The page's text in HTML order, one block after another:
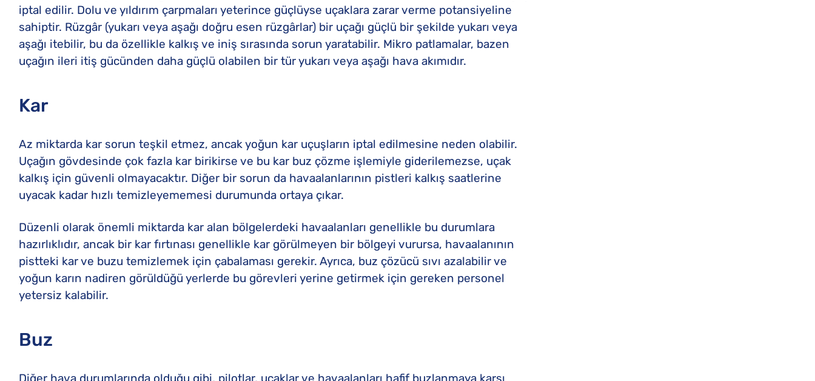
iptal edilir. Dolu ve yıldırım çarpmaları yeterince güçlüyse uçaklara zarar verme potansiyeline
sahiptir. Rüzgâr (yukarı veya aşağı doğru esen rüzgârlar) bir uçağı güçlü bir şekilde yukarı veya
aşağı itebilir, bu da özellikle kalkış ve iniş sırasında sorun yaratabilir. Mikro patlamalar, bazen
uçağın ileri itiş gücünden daha güçlü olabilen bir tür yukarı veya aşağı hava akımıdır.
Kar
Az miktarda kar sorun teşkil etmez, ancak yoğun kar uçuşların iptal edilmesine neden olabilir.
Uçağın gövdesinde çok fazla kar birikirse ve bu kar buz çözme işlemiyle giderilemezse, uçak
kalkış için güvenli olmayacaktır. Diğer bir sorun da havaalanlarının pistleri kalkış saatlerine
uyacak kadar hızlı temizleyememesi durumunda ortaya çıkar.
Düzenli olarak önemli miktarda kar alan bölgelerdeki havaalanları genellikle bu durumlara
hazırlıklıdır, ancak bir kar fırtınası genellikle kar görülmeyen bir bölgeyi vurursa, havaalanının
pistteki kar ve buzu temizlemek için çabalaması gerekir. Ayrıca, buz çözücü sıvı azalabilir ve
yoğun karın nadiren görüldüğü yerlerde bu görevleri yerine getirmek için gereken personel
yetersiz kalabilir.
Buz